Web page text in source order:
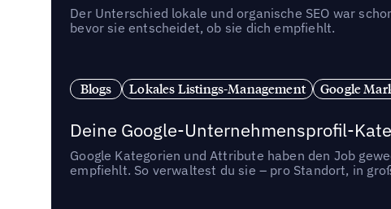
Der Unterschied lokale und organische SEO war
bevor sie entscheidet, ob sie dich empfiehlt.
Blogs Lokales Listings-Management Google
Deine Google-Unternehmensprofil-
Google Kategorien und Attribute haben den Job
empfiehlt. So verwaltest du sie – pro Standort, in